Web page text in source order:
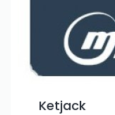
Ketjack